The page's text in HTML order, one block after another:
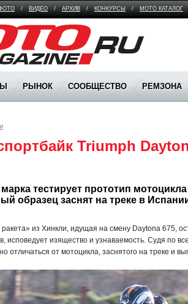
/ ВИДЕО / АРХИВ / КОНКУРСЫ / МОТО КАТАЛОГ
РЫНОК СООБЩЕСТВО РЕМЗОНА
Triumph
марка тестирует прототип
образец заснят на треке в
из Хинкли, идущая на смену Daytona 675,
исповедует изящество и узнаваемость. Судя по
отличаться от мотоцикла, заснятого на треке и